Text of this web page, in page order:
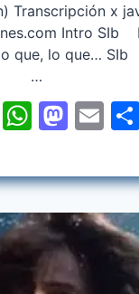
Transcripción x
Intro
que, lo que…
Pinterest